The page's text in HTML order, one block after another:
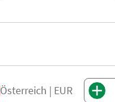
Österreich | EUR